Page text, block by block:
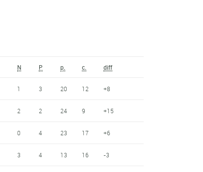
N P p. c. diff
1 3 20 12 +8
2 2 24 9 +15
0 4 23 17 +6
3 4 13 16 -3